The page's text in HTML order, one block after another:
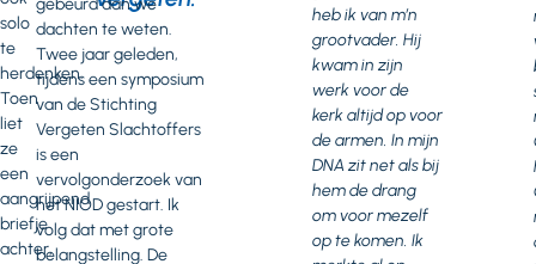
solo
te
herdenken.
Toen
liet
ze
een
aangrijpend
briefje
achter,
dachten te weten.
Twee jaar geleden,
tijdens een symposium
van de Stichting
Vergeten Slachtoffers
is een
vervolgonderzoek van
het NIOD gestart. Ik
volg dat met grote
belangstelling. De
heb ik van m’n
grootvader. Hij
kwam in zijn
werk voor de
kerk altijd op voor
de armen. In mijn
DNA zit net als bij
hem de drang
om voor mezelf
op te komen. Ik